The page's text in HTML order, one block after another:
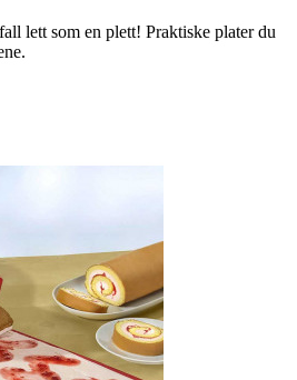
lett som en plett! Praktiske plater du